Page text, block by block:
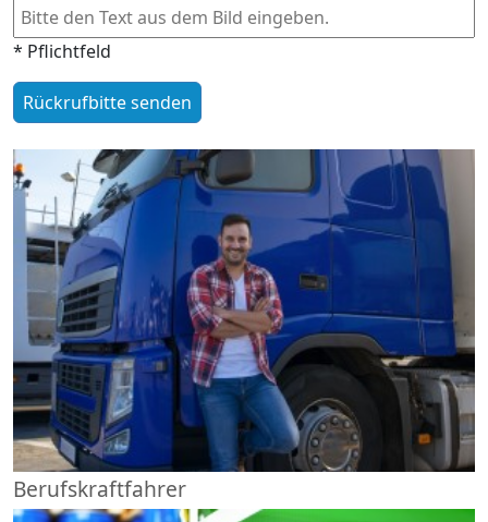
* Pflichtfeld
Berufskraftfahrer